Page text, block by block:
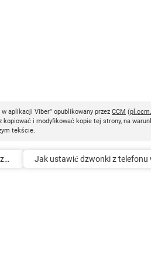
aplikacji Viber" opublikowany przez CCM (
kopiować i modyfikować kopie tej strony, na
tekście.
Jak ustawić dzwonki z telefonu